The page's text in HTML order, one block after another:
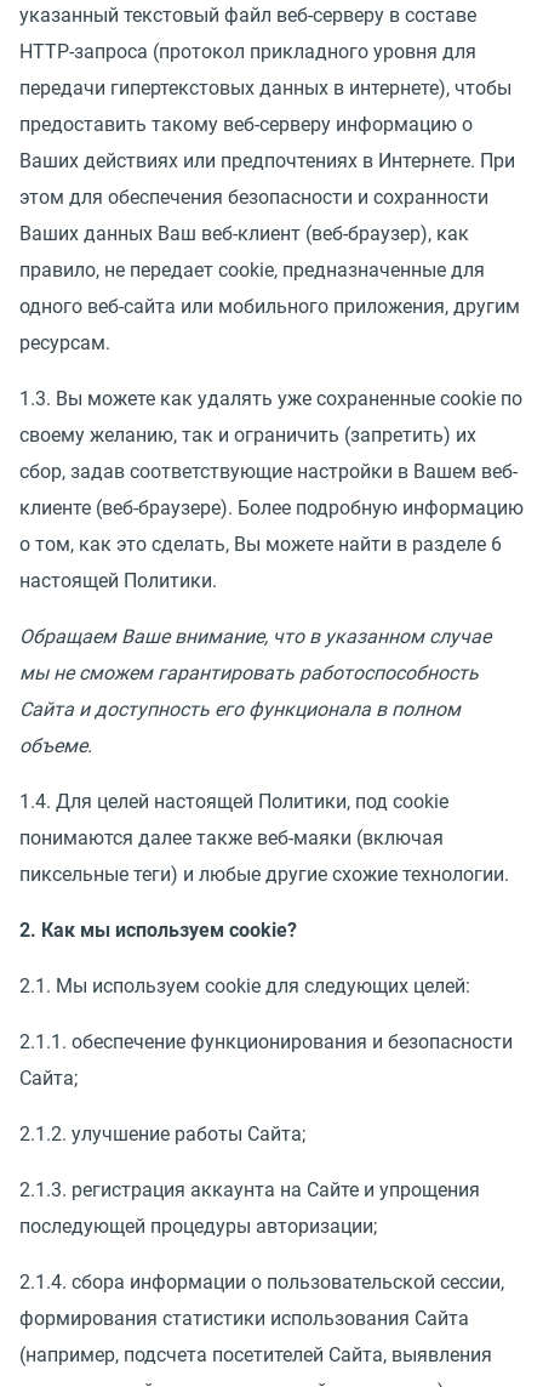
указанный текстовый файл веб-серверу в составе
HTTP-запроса (протокол прикладного уровня для
передачи гипертекстовых данных в интернете), чтобы
предоставить такому веб-серверу информацию о
Ваших действиях или предпочтениях в Интернете. При
этом для обеспечения безопасности и сохранности
Ваших данных Ваш веб-клиент (веб-браузер), как
правило, не передает cookie, предназначенные для
одного веб-сайта или мобильного приложения, другим
ресурсам.
1.3. Вы можете как удалять уже сохраненные cookie по
своему желанию, так и ограничить (запретить) их
сбор, задав соответствующие настройки в Вашем веб-
клиенте (веб-браузере). Более подробную информацию
о том, как это сделать, Вы можете найти в разделе 6
настоящей Политики.
Обращаем Ваше внимание, что в указанном случае
мы не сможем гарантировать работоспособность
Сайта и доступность его функционала в полном
объеме.
1.4. Для целей настоящей Политики, под cookie
понимаются далее также веб-маяки (включая
пиксельные теги) и любые другие схожие технологии.
2. Как мы используем cookie?
2.1. Мы используем cookie для следующих целей:
2.1.1. обеспечение функционирования и безопасности
Сайта;
2.1.2. улучшение работы Сайта;
2.1.3. регистрация аккаунта на Сайте и упрощения
последующей процедуры авторизации;
2.1.4. сбора информации о пользовательской сессии,
формирования статистики использования Сайта
(например, подсчета посетителей Сайта, выявления